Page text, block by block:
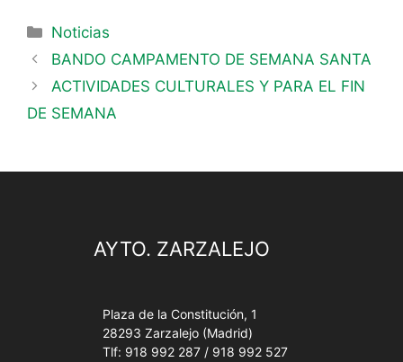
Noticias
BANDO CAMPAMENTO DE SEMANA SANTA
ACTIVIDADES CULTURALES Y PARA EL FIN
DE SEMANA
AYTO. ZARZALEJO
Plaza de la Constitución, 1
28293 Zarzalejo (Madrid)
Tlf: 918 992 287 / 918 992 527